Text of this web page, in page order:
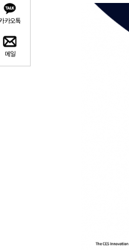
카오톡
메일